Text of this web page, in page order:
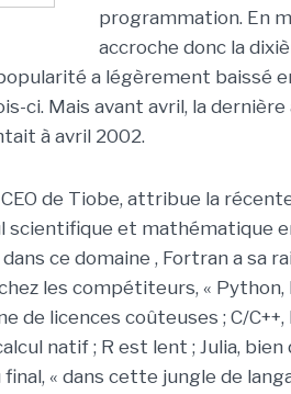
programmation. En
accroche donc la
a légèrement baissé
ci. Mais avant avril, la
à avril 2002.
CEO de Tiobe, attribue la
scientifique et mathématique
ce domaine , Fortran a sa
les compétiteurs, «
de licences coûteuses ; C/
natif ; R est lent ; Julia,
final, « dans cette jungle de